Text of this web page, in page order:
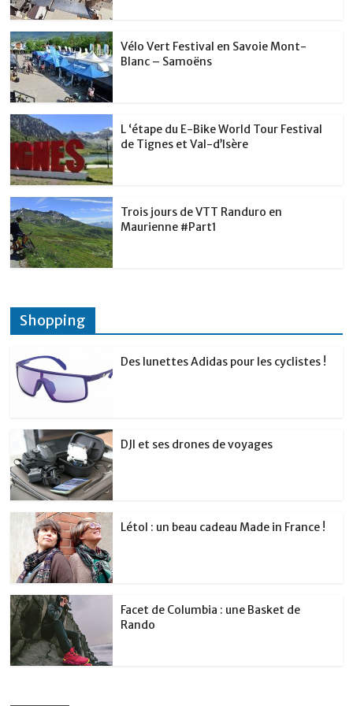
k
Vélo Vert Festival en Savoie Mont-
Blanc – Samoëns
L ‘étape du E-Bike World Tour Festival
de Tignes et Val-d’Isère
Trois jours de VTT Randuro en
Maurienne #Part1
Shopping
Des lunettes Adidas pour les cyclistes !
DJI et ses drones de voyages
Létol : un beau cadeau Made in France !
Facet de Columbia : une Basket de
Rando